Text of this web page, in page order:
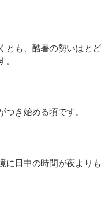
とも、酷暑の勢いはとど
。
き始める頃です。
日中の時間が夜よりも